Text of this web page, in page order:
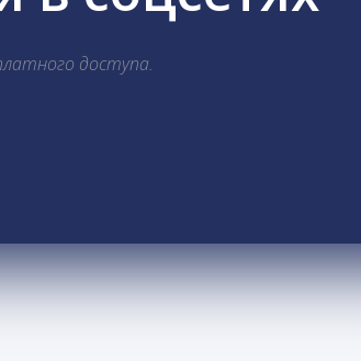
доступа.